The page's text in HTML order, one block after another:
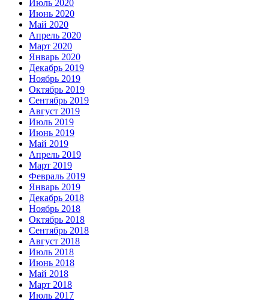
Июль 2020
Июнь 2020
Май 2020
Апрель 2020
Март 2020
Январь 2020
Декабрь 2019
Ноябрь 2019
Октябрь 2019
Сентябрь 2019
Август 2019
Июль 2019
Июнь 2019
Май 2019
Апрель 2019
Март 2019
Февраль 2019
Январь 2019
Декабрь 2018
Ноябрь 2018
Октябрь 2018
Сентябрь 2018
Август 2018
Июль 2018
Июнь 2018
Май 2018
Март 2018
Июль 2017